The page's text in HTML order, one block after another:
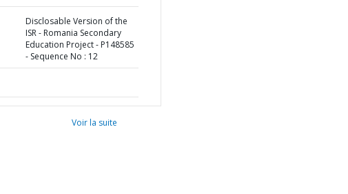
Disclosable Version of the
ISR - Romania Secondary
Education Project - P148585
- Sequence No : 12
Voir la suite